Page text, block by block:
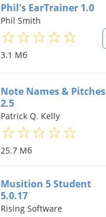
Phil's EarTrainer 1.0
Phil Smith
3.1 Мб
Note Names & Pitches
2.5
Patrick Q. Kelly
25.7 Мб
Musition 5 Student
5.0.17
Rising Software